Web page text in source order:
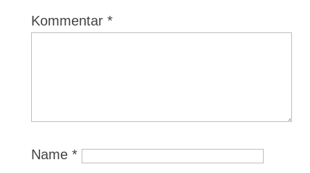
Kommentar *
Name *